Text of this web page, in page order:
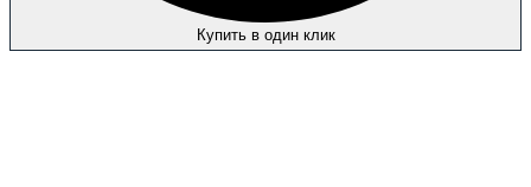
Купить в один клик